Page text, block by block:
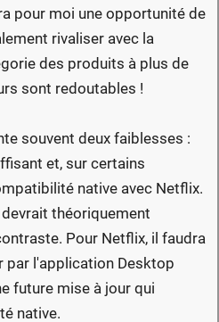
pour moi une opportunité de
rivaliser avec la
des produits à plus de
sont redoutables !
souvent deux faiblesses :
et, sur certains
native avec Netflix.
théoriquement
Pour Netflix, il faudra
par l'application Desktop
future mise à jour qui
native.